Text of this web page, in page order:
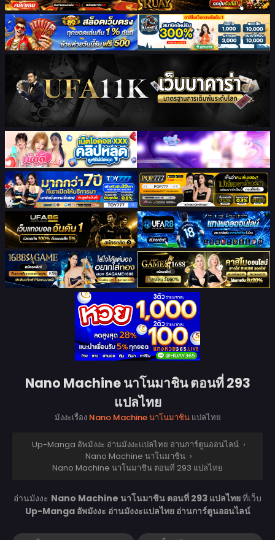
Nano Machine นาโนมาชิน ตอนที่ 293
แปลไทย
มังงะเรื่อง Nano Machine นาโนมาชินแปลไทย
Up-Manga อัพมังงะ อ่านมังงะแปลไทย อ่านการ์ตูนออนไลน์ ›
Nano Machine นาโนมาชิน ›
Nano Machine นาโนมาชิน ตอนที่ 293 แปลไทย
อ่านมังงะ Nano Machine นาโนมาชิน ตอนที่ 293 แปลไทยที่เว็บ
Up-Manga อัพมังงะ อ่านมังงะแปลไทย อ่านการ์ตูนออนไลน์